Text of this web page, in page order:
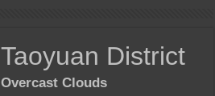
Taoyuan District
Overcast Clouds